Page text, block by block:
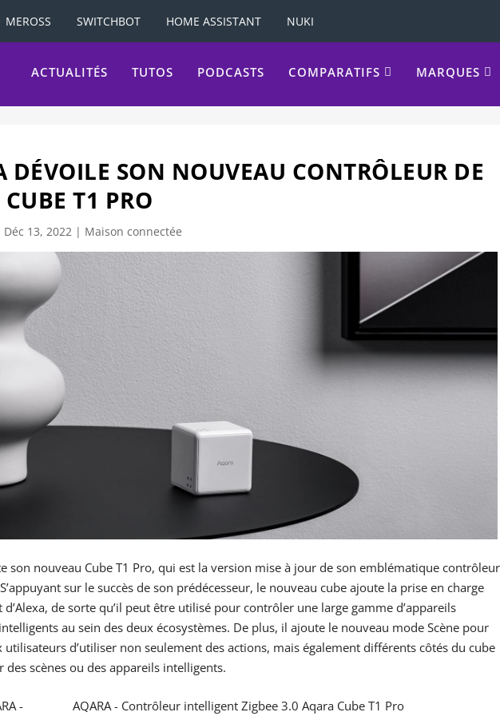
MEROSS SWITCHBOT HOME ASSISTANT NUKI
ACTUALITÉS TUTOS PODCASTS COMPARATIFS MARQUES
DÉVOILE SON NOUVEAU CONTRÔLEUR DE
CUBE T1 PRO
Déc 13, 2022| Maison connectée
son nouveau Cube T1 Pro, qui est la version mise à jour de son emblématique contrôleur
sur le succès de son prédécesseur, le nouveau cube ajoute la prise en charge
de sorte qu’il peut être utilisé pour contrôler une large gamme d’appareils
au sein des deux écosystèmes. De plus, il ajoute le nouveau mode Scène pour
utilisateurs d’utiliser non seulement des actions, mais également différents côtés du cube
scènes ou des appareils intelligents.
AQARA - Contrôleur intelligent Zigbee 3.0 Aqara Cube T1 Pro